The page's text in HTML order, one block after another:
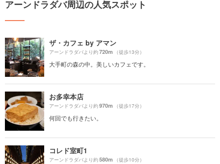
アーンドラダバ周辺の人気スポット
ザ・カフェ by アマン
アーンドラダバより約720m （徒歩13分）
大手町の森の中。美しいカフェです。
お多幸本店
アーンドラダバより約970m （徒歩17分）
何回でも行きたい。
コレド室町1
アーンドラダバより約580m （徒歩10分）